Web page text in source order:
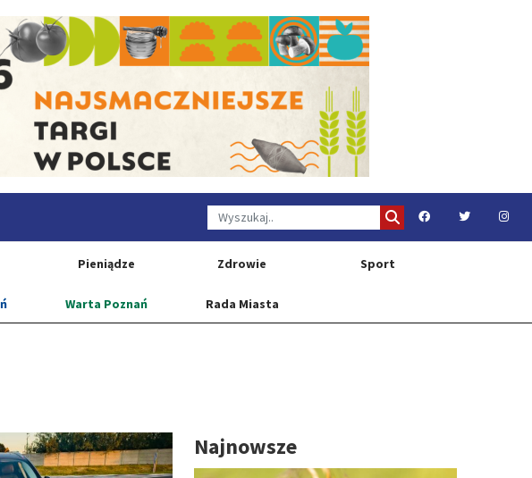
Pieniądze Zdrowie Sport
Warta Poznań Rada Miasta
Najnowsze